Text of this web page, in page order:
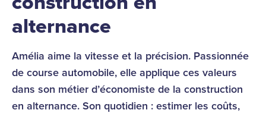
alternance
Amélia aime la vitesse et la précision. Passionnée
de course automobile, elle applique ces valeurs
dans son métier d’économiste de la construction
en alternance. Son quotidien : estimer les coûts,